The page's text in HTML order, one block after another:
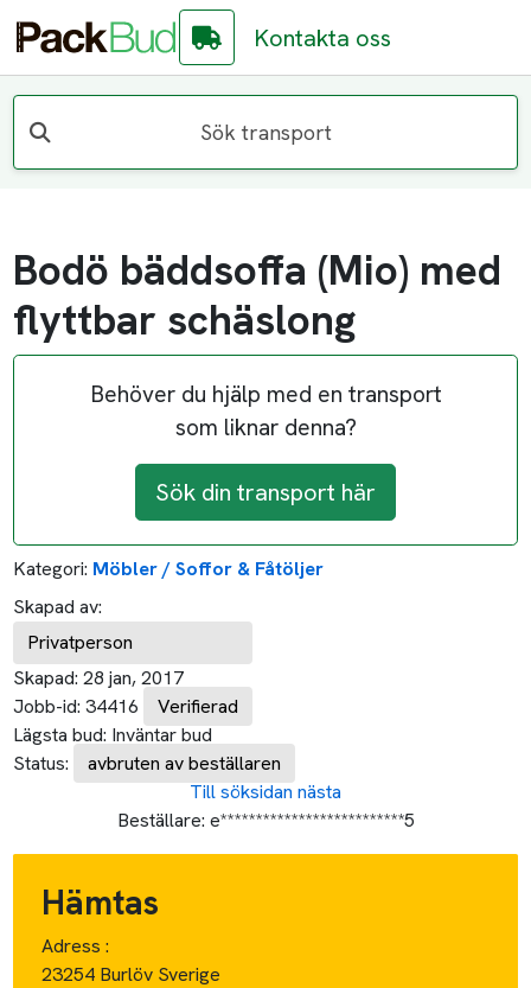
Kontakta oss
Sök transport
Bodö bäddsoffa (Mio) med
flyttbar schäslong
Behöver du hjälp med en transport
som liknar denna?
Sök din transport här
Kategori: Möbler / Soffor & Fåtöljer
Skapad av:
Privatperson
Skapad: 28 jan, 2017
Jobb-id: 34416
Verifierad
Lägsta bud: Inväntar bud
Status:
avbruten av beställaren
Till söksidan nästa
Beställare: e**************************5
Hämtas
Adress :
23254 Burlöv Sverige